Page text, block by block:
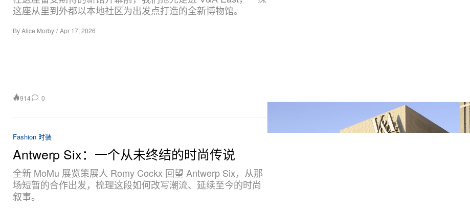
这座从里到外都以本地社区为出发点打造的全新博物馆。
ByAlice Morby / Apr 17, 2026
914 0
Fashion 时装
Antwerp Six：一个从未终结的时尚传说
全新 MoMu 展览策展人 Romy Cockx 回望 Antwerp Six，从那
场短暂的合作出发，梳理这段如何改写潮流、延续至今的时尚
叙事。